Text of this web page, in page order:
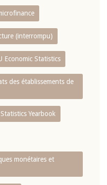
(interrompu)
Economic Statistics
des établissements de
Statistics Yearbook
monétaires et